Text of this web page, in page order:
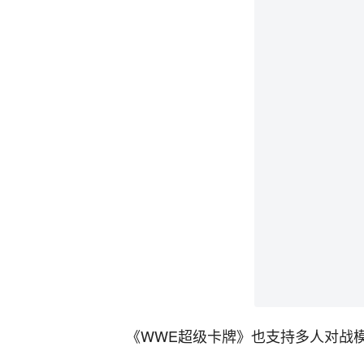
《WWE超级卡牌》也支持多人对战